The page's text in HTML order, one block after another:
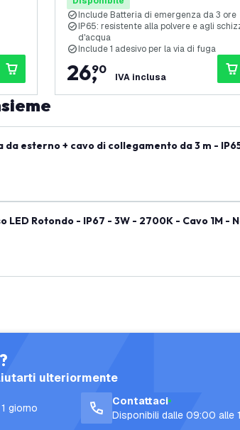
Include Batteria di emergenza da 3 ore
IP65: resistente alla polvere e agli
d'acqua
Include 1 adesivo per la via di fuga
26,
90
IVA inclusa
da esterno + cavo di collegamento da 3 m -
LED Rotondo - IP67 - 3W - 2700K - Cavo 1M -
ulteriormente
giorno
Contattaci
Disponibili dalle 09:00 alle